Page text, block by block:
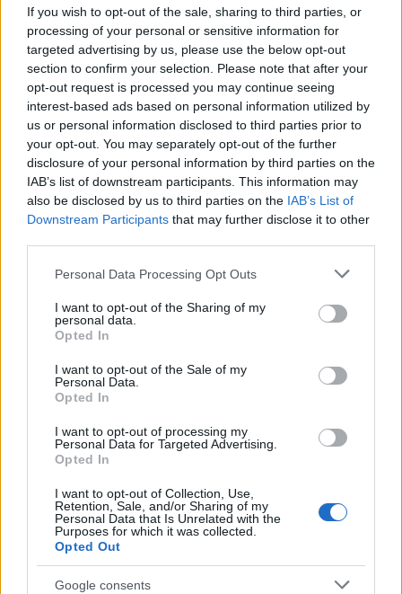
If you wish to opt-out of the sale, sharing to third parties, or
processing of your personal or sensitive information for
targeted advertising by us, please use the below opt-out
section to confirm your selection. Please note that after your
opt-out request is processed you may continue seeing
interest-based ads based on personal information utilized by
us or personal information disclosed to third parties prior to
your opt-out. You may separately opt-out of the further
disclosure of your personal information by third parties on the
IAB’s list of downstream participants. This information may
also be disclosed by us to third parties on the IAB’s List of
Downstream Participants that may further disclose it to other
Please note that this website/app uses one or more Google
not limited to your visit or usage behaviour. You may click to
grant or deny consent to Google and its third-party tags to
use your data for below specified purposes in below Google
consent section.
Personal Data Processing Opt Outs
I want to opt-out of the Sharing of my
personal data.
Opted In
I want to opt-out of the Sale of my
Personal Data.
Opted In
I want to opt-out of processing my
Personal Data for Targeted Advertising.
Opted In
I want to opt-out of Collection, Use,
Retention, Sale, and/or Sharing of my
Personal Data that Is Unrelated with the
Purposes for which it was collected.
Opted Out
Google consents
Continuez la lecture
INVESTISSEMENTS
Investir dans les locations de vacances : est-ce le bon moment
en 2026 ?